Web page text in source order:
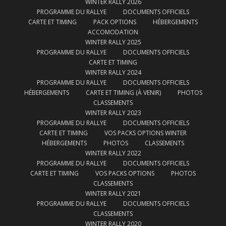
PROGRAMME DU RALLYE
DOCUMENTS OFFICIELS
CARTE ET TIMING
PACK OPTIONS
HÉBERGEMENTS
ACCOMODATION
WINTER RALLY 2025
PROGRAMME DU RALLYE
DOCUMENTS OFFICIELS
CARTE ET TIMING
WINTER RALLY 2024
PROGRAMME DU RALLYE
DOCUMENTS OFFICIELS
HÉBERGEMENTS
CARTE ET TIMING (À VENIR)
PHOTOS
CLASSEMENTS
WINTER RALLY 2023
PROGRAMME DU RALLYE
DOCUMENTS OFFICIELS
CARTE ET TIMING
VOS PACKS OPTIONS WINTER
HÉBERGEMENTS
PHOTOS
CLASSEMENTS
WINTER RALLY 2022
PROGRAMME DU RALLYE
DOCUMENTS OFFICIELS
CARTE ET TIMING
VOS PACKS OPTIONS
PHOTOS
CLASSEMENTS
WINTER RALLY 2021
PROGRAMME DU RALLYE
DOCUMENTS OFFICIELS
CLASSEMENTS
WINTER RALLY 2020